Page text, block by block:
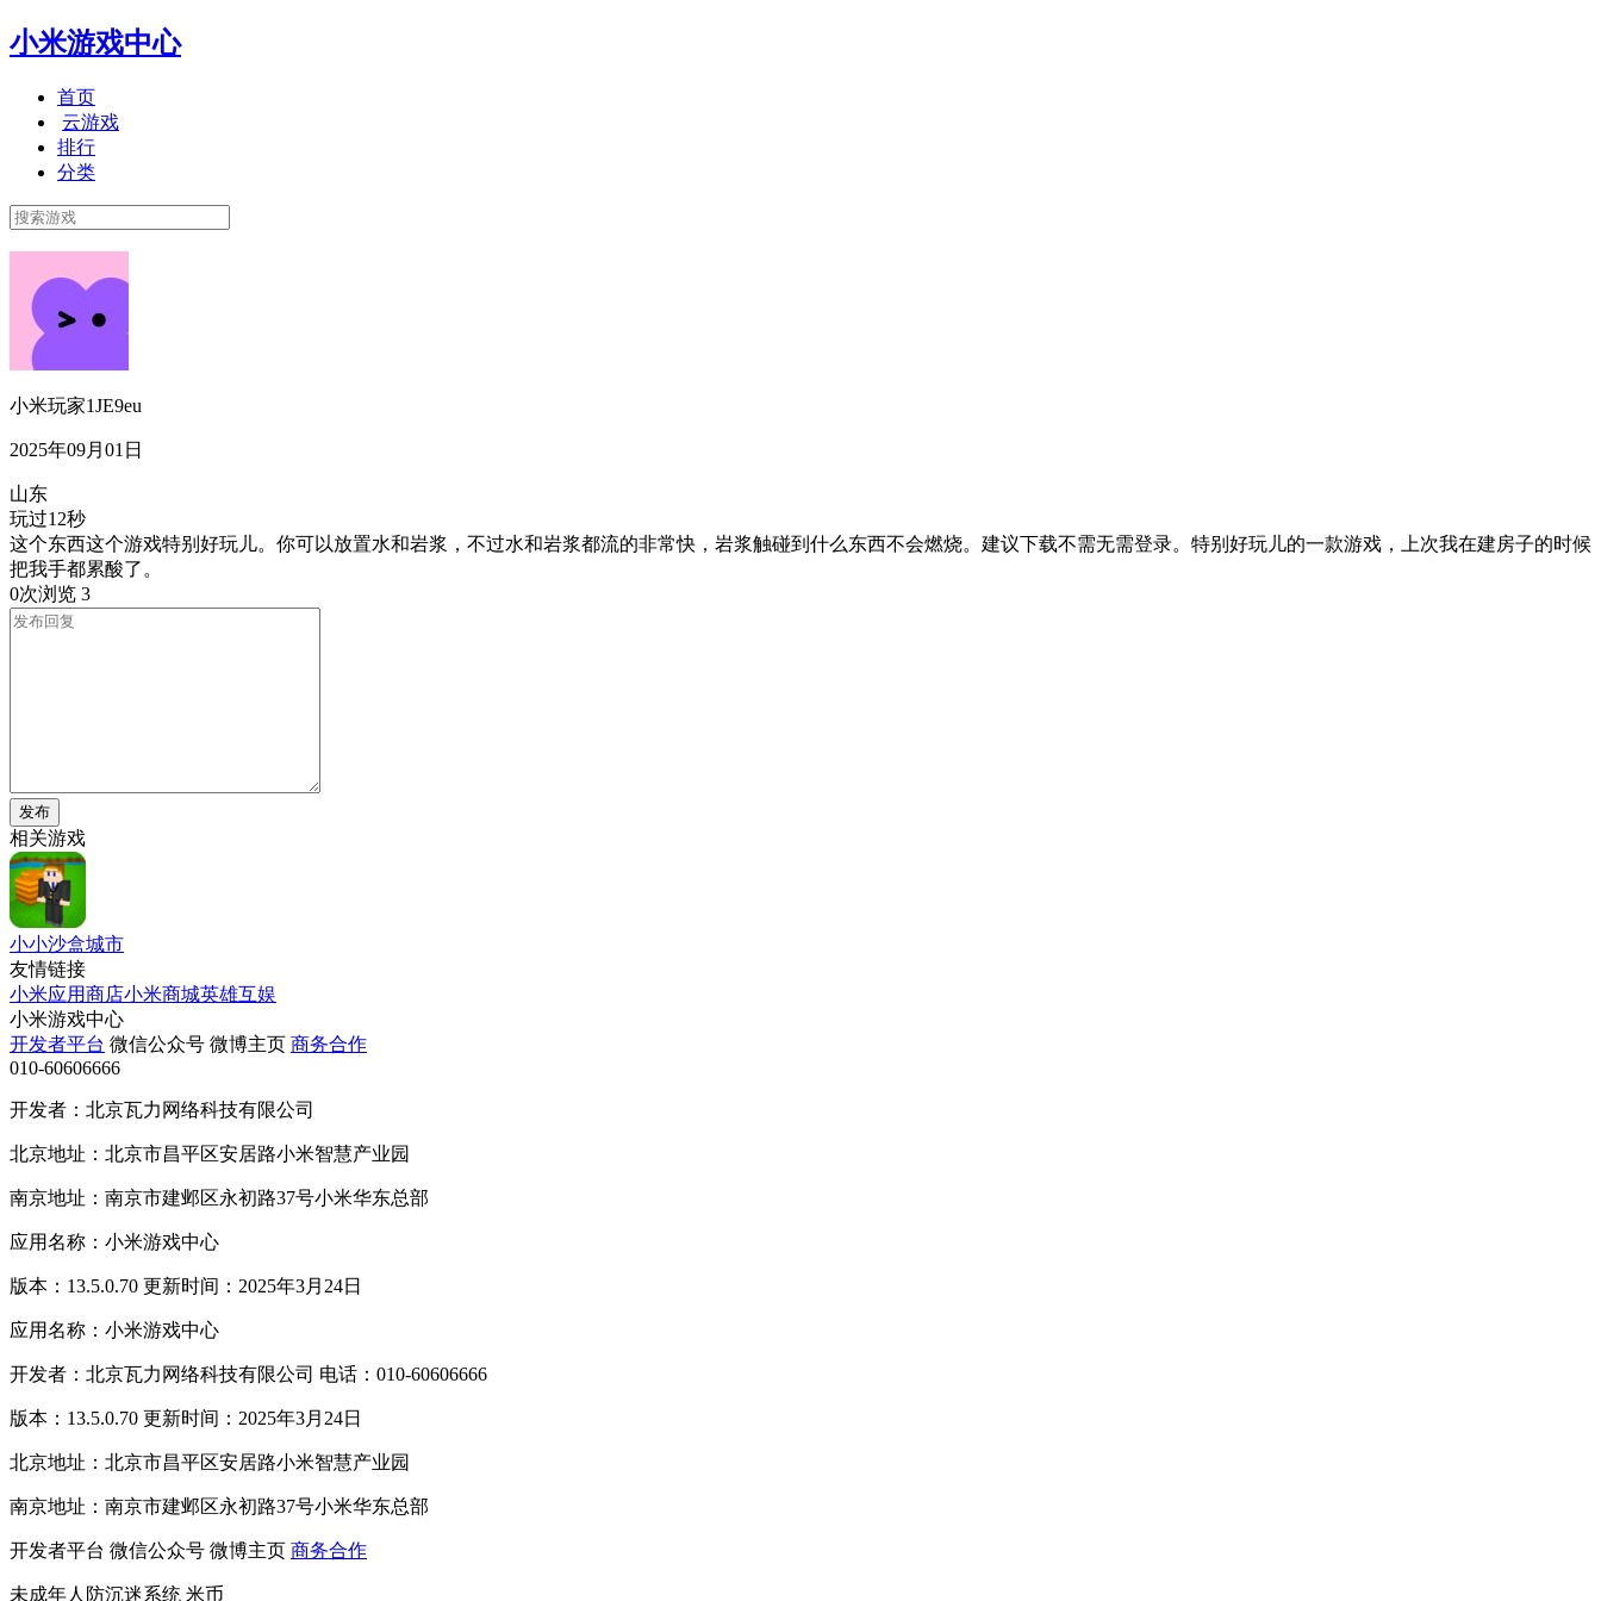
小米游戏中心
首页
云游戏
排行
分类
小米玩家1JE9eu
2025年09月01日
山东
玩过12秒
这个东西这个游戏特别好玩儿。你可以放置水和岩浆，不过水和岩浆都流的非常快，岩浆触碰到什么东西不会燃烧。建议下载不需无需登录。特别好玩儿的一款游戏，上次我在建房子的时候
把我手都累酸了。
0次浏览 3
发布
相关游戏
小小沙盒城市
友情链接
小米应用商店小米商城英雄互娱
小米游戏中心
开发者平台 微信公众号 微博主页 商务合作
010-60606666
开发者：北京瓦力网络科技有限公司
北京地址：北京市昌平区安居路小米智慧产业园
南京地址：南京市建邺区永初路37号小米华东总部
应用名称：小米游戏中心
版本：13.5.0.70 更新时间：2025年3月24日
应用名称：小米游戏中心
开发者：北京瓦力网络科技有限公司 电话：010-60606666
版本：13.5.0.70 更新时间：2025年3月24日
北京地址：北京市昌平区安居路小米智慧产业园
南京地址：南京市建邺区永初路37号小米华东总部
开发者平台 微信公众号 微博主页 商务合作
未成年人防沉迷系统 米币